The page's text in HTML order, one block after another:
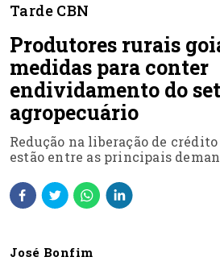
Tarde CBN
Produtores rurais
medidas para conter
endividamento do
agropecuário
Redução na liberação de
estão entre as principais
José Bonfim